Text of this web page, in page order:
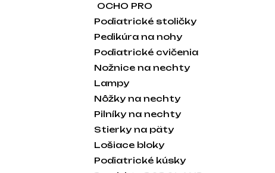
OCHO PRO
Podiatrické stoličky
Pedikúra na nohy
Podiatrické cvičenia
Nožnice na nechty
Lampy
Nôžky na nechty
Pilníky na nechty
Stierky na päty
Lošiace bloky
Podiatrické kúsky